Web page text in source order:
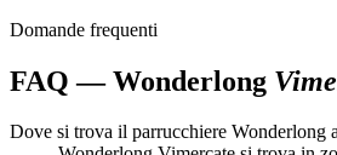
Domande frequenti
FAQ — Wonderlong
Dove si trova il parrucchiere Wonderlong